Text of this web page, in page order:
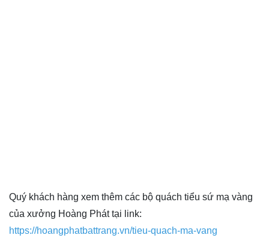
Quý khách hàng xem thêm các bộ quách tiểu sứ mạ vàng
của xưởng Hoàng Phát tại link:
https://hoangphatbattrang.vn/tieu-quach-ma-vang